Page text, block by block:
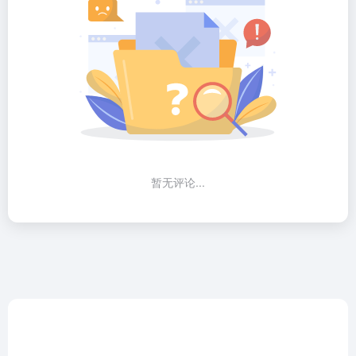
暂无评论...